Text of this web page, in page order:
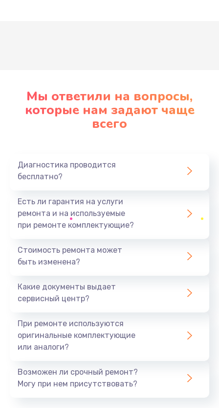
Мы ответили на вопросы,
которые нам задают чаще
всего
Диагностика проводится
бесплатно?
Есть ли гарантия на услуги
ремонта и на используемые
при ремонте комплектующие?
Стоимость ремонта может
быть изменена?
Какие документы выдает
сервисный центр?
При ремонте используются
оригинальные комплектующие
или аналоги?
Возможен ли срочный ремонт?
Могу при нем присутствовать?